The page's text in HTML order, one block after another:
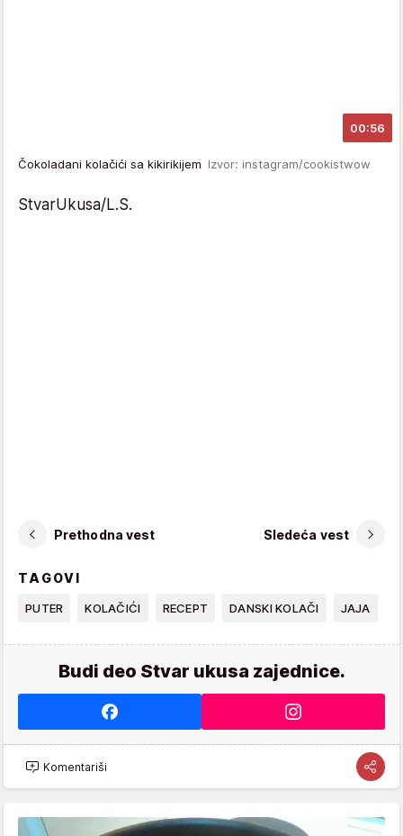
00:56
Čokoladani kolačići sa kikirikijem Izvor: instagram/cookistwow
StvarUkusa/L.S.
Prethodna vest Sledeća vest
TAGOVI
PUTER KOLAČIĆI RECEPT DANSKI KOLAČI JAJA
Budi deo Stvar ukusa zajednice.
Komentariši